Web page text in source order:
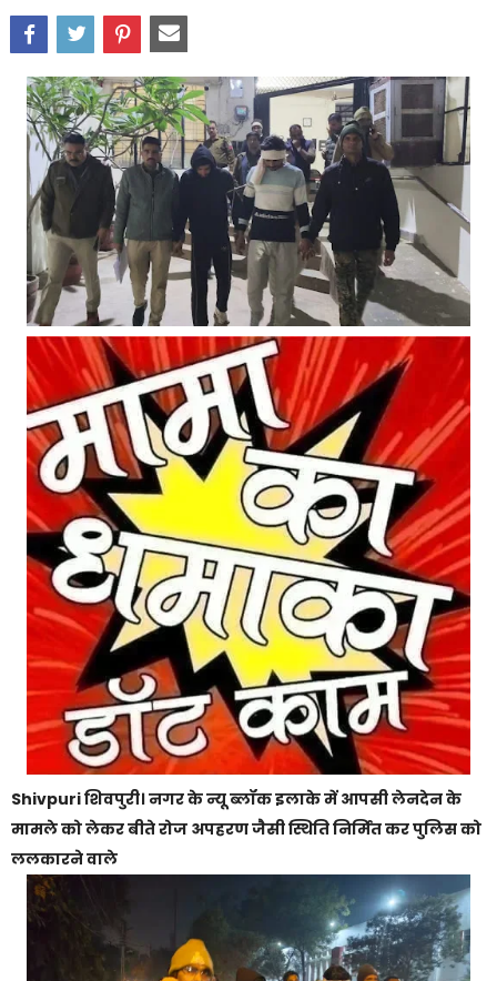
Shivpuri शिवपुरी। नगर के न्यू ब्लॉक इलाके में आपसी लेनदेन के
मामले को लेकर बीते रोज अपहरण जैसी स्थिति निर्मित कर पुलिस को
ललकारने वाले